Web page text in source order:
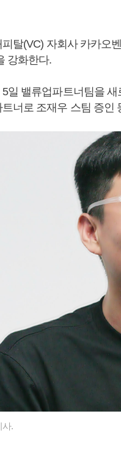
탈(VC) 자회사 카카오
강화한다.
일 밸류업파트너팀을
너로 조재우 스팀 증인
.